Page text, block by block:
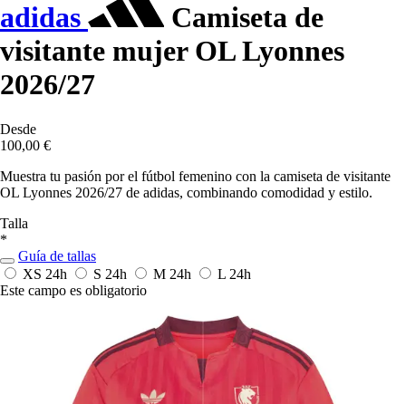
adidas
Camiseta de
visitante mujer OL Lyonnes
2026/27
Desde
100,00 €
Muestra tu pasión por el fútbol femenino con la camiseta de visitante
OL Lyonnes 2026/27 de adidas, combinando comodidad y estilo.
Talla
*
Guía de tallas
XS 24h S 24h M 24h L 24h
Este campo es obligatorio